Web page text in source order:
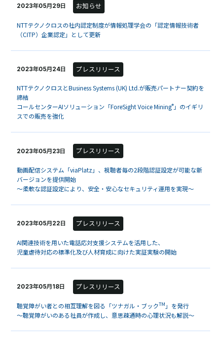
2023年05月29日 お知らせ
NTTテクノクロスの社内認定制度が情報処理学会の「認定情報技術者
（CITP）企業認定」として更新
2023年05月24日 プレスリリース
NTTテクノクロスとBusiness Systems (UK) Ltd.が販売パートナー契約を
締結
コールセンターAIソリューション「ForeSight Voice Mining®」のイギリ
スでの販売を強化
2023年05月23日 プレスリリース
動画配信システム「viaPlatz」、視聴者毎の2段階認証設定が可能な新
バージョンを提供開始
～柔軟な認証設定により、安全・安心なセキュリティ運用を実現～
2023年05月22日 プレスリリース
AI関連技術を用いた電話応対支援システムを活用した、
児童虐待対応の標準化及び人材育成に向けた実証実験の開始
2023年05月18日 プレスリリース
聴覚障がい者との相互理解を図る「ツナガル・ブックTM 」を発行
～聴覚障がいのある社員が作成し、意思疎通時の心理状況も解説～